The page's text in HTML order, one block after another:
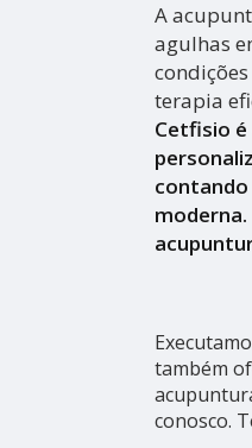
A
agulhas
terapia
Cetfisio
também
conosco.